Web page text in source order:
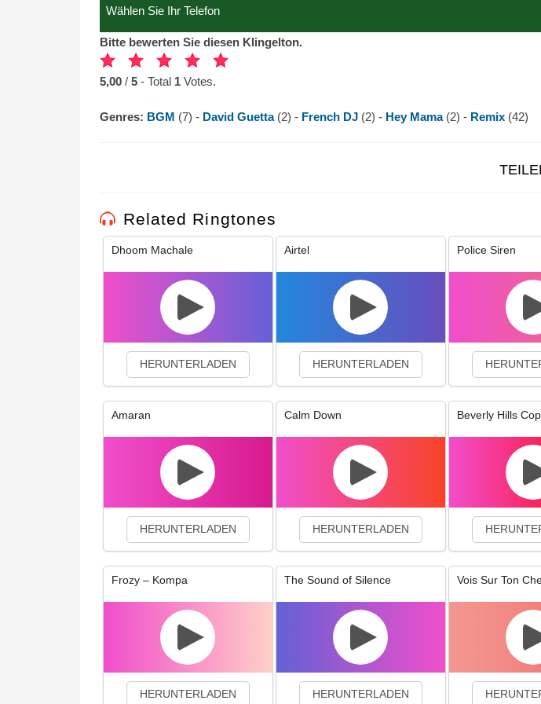
Bitte bewerten Sie diesen Klingelton.
5,00 / 5 - Total 1 Votes.
Genres: BGM (7) - David Guetta (2) - French DJ (2) - Hey Mama (2) - Remix (42)
Related Ringtones
Dhoom Machale
HERUNTERLADEN
Airtel
HERUNTERLADEN
Police Siren
Amaran
HERUNTERLADEN
Calm Down
HERUNTERLADEN
Beverly Hills Cop
Frozy – Kompa
HERUNTERLADEN
The Sound of Silence
HERUNTERLADEN
Vois Sur Ton